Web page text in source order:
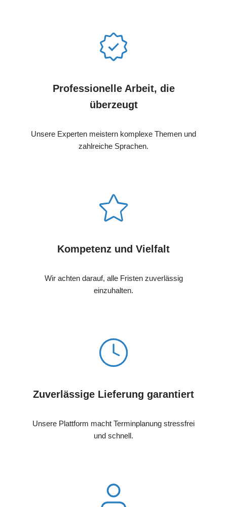
Professionelle Arbeit, die
überzeugt
Unsere Experten meistern komplexe Themen und
zahlreiche Sprachen.
Kompetenz und Vielfalt
Wir achten darauf, alle Fristen zuverlässig
einzuhalten.
Zuverlässige Lieferung garantiert
Unsere Plattform macht Terminplanung stressfrei
und schnell.